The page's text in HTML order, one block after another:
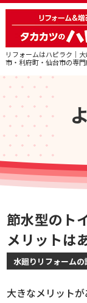
リフォームはハピラク｜
市・利府町・仙台市の専
節水型のト
メリットは
水廻りリフォームの
大きなメリット